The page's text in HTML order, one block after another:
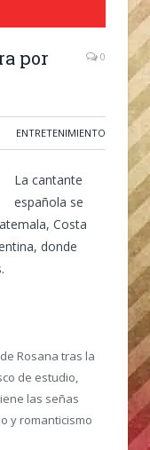
por
0
ENTRETENIMIENTO
La cantante
española se
Costa
donde
Rosana tras la
de estudio,
las señas
y romanticismo